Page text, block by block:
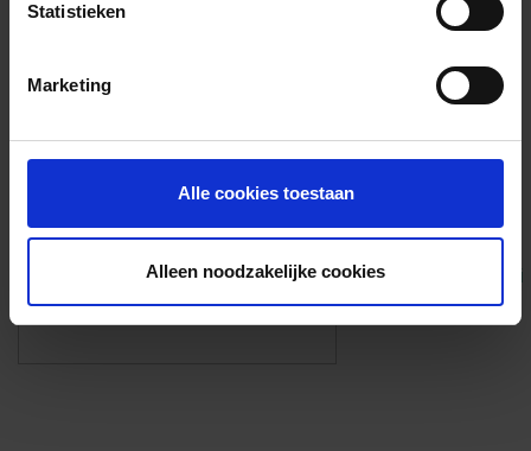
Statistieken
Marketing
Alle cookies toestaan
Alleen noodzakelijke cookies
Foto’s ({{photos.length}})
Eigen foto’s